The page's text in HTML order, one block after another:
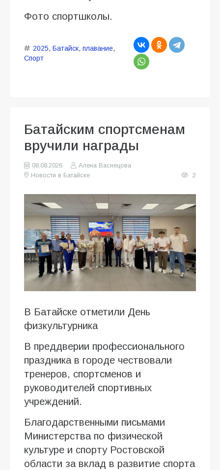
Фото спортшколы.
2025, Батайск, плавание,
Спорт
Батайским спортсменам
вручили награды
08.08.2026
Алена Васнецова
Новости в Батайске
2
В Батайске отметили День
физкультурника
В преддверии профессионального
праздника в городе чествовали
тренеров, спортсменов и
руководителей спортивных
учреждений.
Благодарственными письмами
Министерства по физической
культуре и спорту Ростовской
области за вклад в развитие спорта